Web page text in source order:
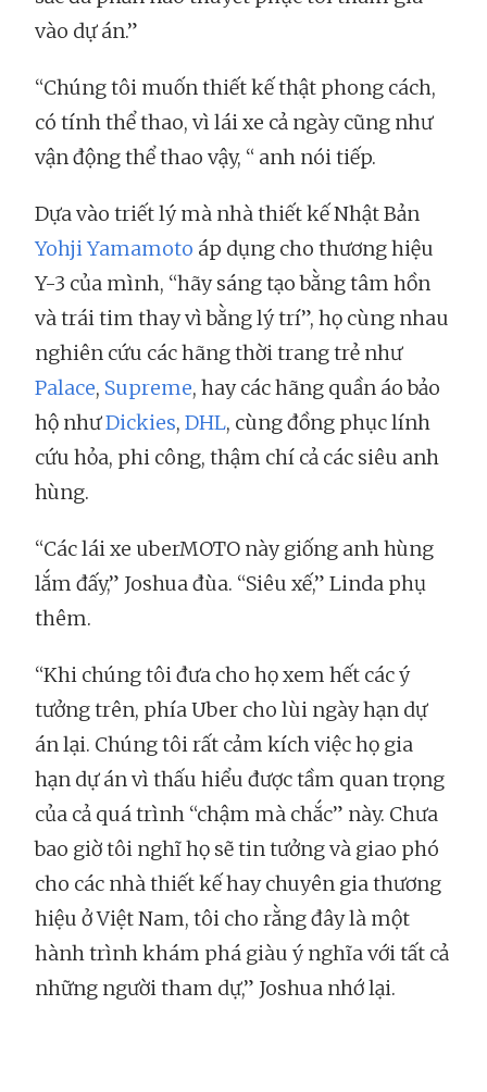
vào dự án.”
“Chúng tôi muốn thiết kế thật phong cách,
có tính thể thao, vì lái xe cả ngày cũng như
vận động thể thao vậy, “ anh nói tiếp.
Dựa vào triết lý mà nhà thiết kế Nhật Bản
Yohji Yamamoto áp dụng cho thương hiệu
Y-3 của mình, “hãy sáng tạo bằng tâm hồn
và trái tim thay vì bằng lý trí”, họ cùng nhau
nghiên cứu các hãng thời trang trẻ như
Palace, Supreme, hay các hãng quần áo bảo
hộ nhưDickies, DHL, cùng đồng phục lính
cứu hỏa, phi công, thậm chí cả các siêu anh
hùng.
“Các lái xe uberMOTO này giống anh hùng
lắm đấy,” Joshua đùa. “Siêu xế,” Linda phụ
thêm.
“Khi chúng tôi đưa cho họ xem hết các ý
tưởng trên, phía Uber cho lùi ngày hạn dự
án lại. Chúng tôi rất cảm kích việc họ gia
hạn dự án vì thấu hiểu được tầm quan trọng
của cả quá trình “chậm mà chắc” này. Chưa
bao giờ tôi nghĩ họ sẽ tin tưởng và giao phó
cho các nhà thiết kế hay chuyên gia thương
hiệu ở Việt Nam, tôi cho rằng đây là một
hành trình khám phá giàu ý nghĩa với tất cả
những người tham dự,” Joshua nhớ lại.